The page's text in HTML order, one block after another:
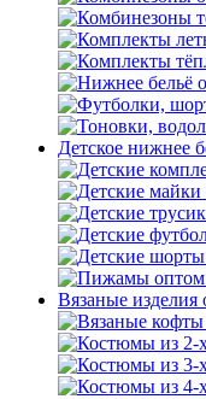
Детское нижнее
Вязаные изделия